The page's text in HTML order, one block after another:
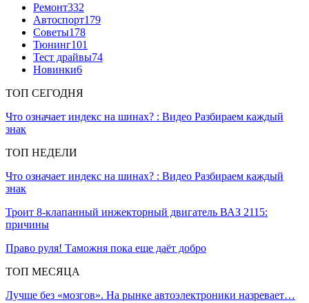
Ремонт332
Автоспорт179
Советы178
Тюнинг101
Тест драйвы74
Новинки6
ТОП СЕГОДНЯ
Что означает индекс на шинах? : Видео Разбираем каждый
знак
ТОП НЕДЕЛИ
Что означает индекс на шинах? : Видео Разбираем каждый
знак
Троит 8-клапанный инжекторный двигатель ВАЗ 2115:
причины
Право руля! Таможня пока еще даёт добро
ТОП МЕСЯЦА
Лучше без «мозгов». На рынке автоэлектроники назревает…